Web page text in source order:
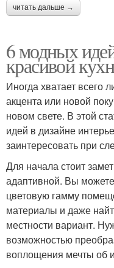
читать дальше →
6 модных
красивой
Иногда хватает всего
акцента или новой
новом свете. В этой
идей в дизайне
заинтересовать при
Для начала стоит
адаптивной. Вы
цветовую гамму
материалы и даже
местности вариант.
возможностью
воплощения мечты об